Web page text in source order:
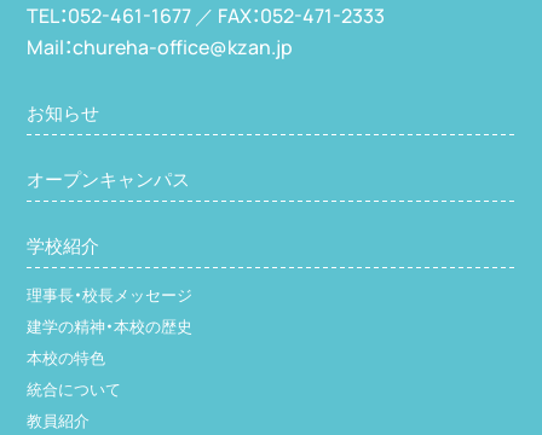
TEL：052-461-1677 ／ FAX：052-471-2333
Mail：chureha-office@kzan.jp
お知らせ
オープンキャンパス
学校紹介
理事長・校長メッセージ
建学の精神・本校の歴史
本校の特色
統合について
教員紹介